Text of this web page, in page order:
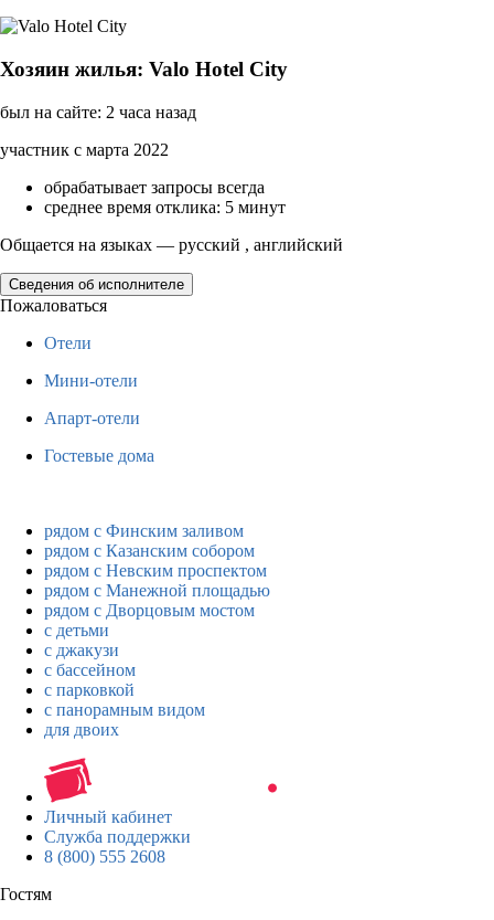
Хозяин жилья: Valo Hotel City
был на сайте: 2 часа назад
участник с марта 2022
обрабатывает запросы всегда
среднее время отклика: 5 минут
Общается на языках — русский , английский
Сведения об исполнителе
Пожаловаться
Отели
Мини-отели
Апарт-отели
Гостевые дома
рядом с Финским заливом
рядом с Казанским собором
рядом с Невским проспектом
рядом с Манежной площадью
рядом с Дворцовым мостом
с детьми
с джакузи
с бассейном
с парковкой
с панорамным видом
для двоих
Личный кабинет
Служба поддержки
8 (800) 555 2608
Гостям